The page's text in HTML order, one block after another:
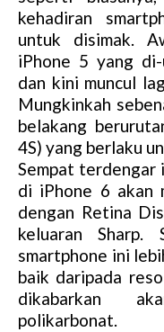
kehadiran
untuk disimak.
iPhone 5 yang
dan kini muncul
Mungkinkah
belakang
4S) yang berlaku
Sempat terdengar
di iPhone 6 akan
dengan Retina
keluaran Sharp.
smartphone ini
baik daripada
dikabarkan
polikarbonat.